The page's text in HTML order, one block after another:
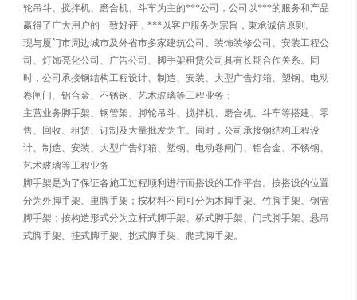
轮吊斗、搅拌机、磨合机、斗车为主的***公司，公司以***的服务和产品
赢得了广大用户的一致好评，***以客户服务为宗旨，秉承诚信原则。
现与厦门市周边城市及外省市多家建筑公司、装饰装修公司、安装工程公
司、灯饰亮化公司、广告公司、脚手架租赁公司具有长期合作关系。同
时，公司承接钢结构工程设计、制造、安装、大型广告灯箱、塑钢、电动
卷闸门、铝合金、不锈钢、艺术玻璃等工程业务；
主营业务脚手架、钢管架、脚轮吊斗、搅拌机、磨合机、斗车等搭建、零
售、回收、租赁、订制及大量批发为主。同时，公司承接钢结构工程设
计、制造、安装、大型广告灯箱、塑钢、电动卷闸门、铝合金、不锈钢、
艺术玻璃等工程业务
脚手架是为了保证各施工过程顺利进行而搭设的工作平台。按搭设的位置
分为外脚手架、里脚手架；按材料不同可分为木脚手架、竹脚手架、钢管
脚手架；按构造形式分为立杆式脚手架、桥式脚手架、门式脚手架、悬吊
式脚手架、挂式脚手架、挑式脚手架、爬式脚手架。